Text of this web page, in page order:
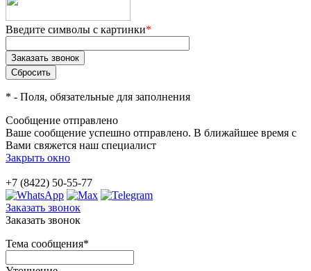
Введите символы с картинки*
* - Поля, обязательные для заполнения
Сообщение отправлено
Ваше сообщение успешно отправлено. В ближайшее время с
Вами свяжется наш специалист
Закрыть окно
+7 (8422) 50-55-77
Заказать звонок
Заказать звонок
Тема сообщения*